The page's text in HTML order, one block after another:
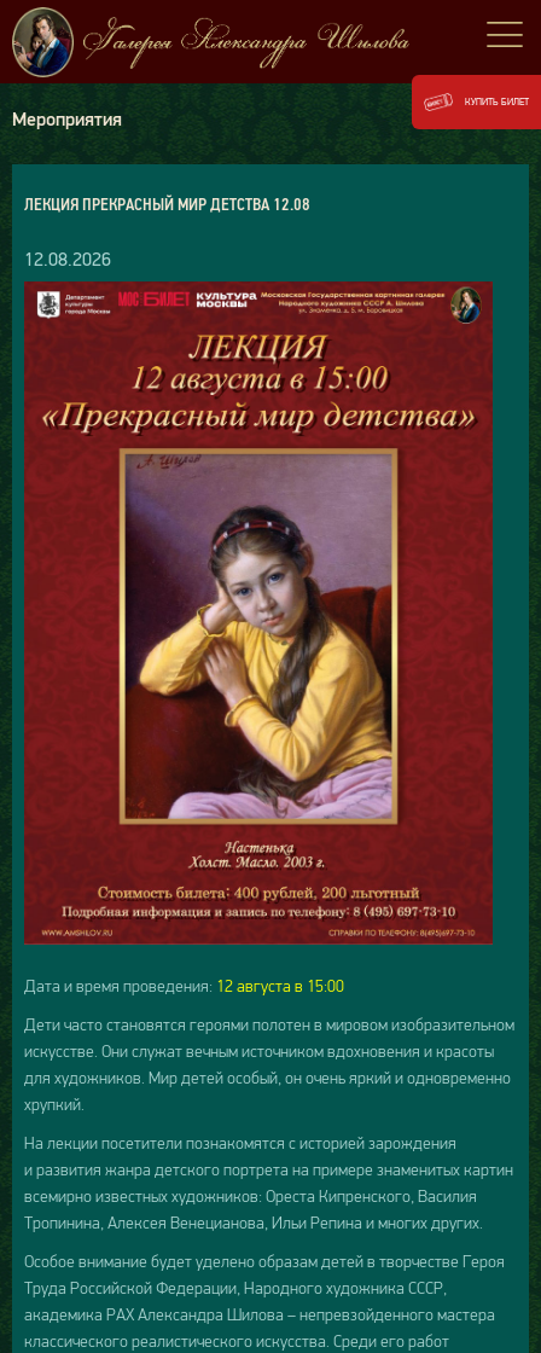
Мероприятия
ЛЕКЦИЯ ПРЕКРАСНЫЙ МИР ДЕТСТВА 12.08
12.08.2026
Дата и время проведения: 12 августа в 15:00
Дети часто становятся героями полотен в мировом изобразительном
искусстве. Они служат вечным источником вдохновения и красоты
для художников. Мир детей особый, он очень яркий и одновременно
хрупкий.
На лекции посетители познакомятся с историей зарождения
и развития жанра детского портрета на примере знаменитых картин
всемирно известных художников: Ореста Кипренского, Василия
Тропинина, Алексея Венецианова, Ильи Репина и многих других.
Особое внимание будет уделено образам детей в творчестве Героя
Труда Российской Федерации, Народного художника СССР,
академика РАХ Александра Шилова – непревзойденного мастера
классического реалистического искусства. Среди его работ
КУПИТЬ БИЛЕТ